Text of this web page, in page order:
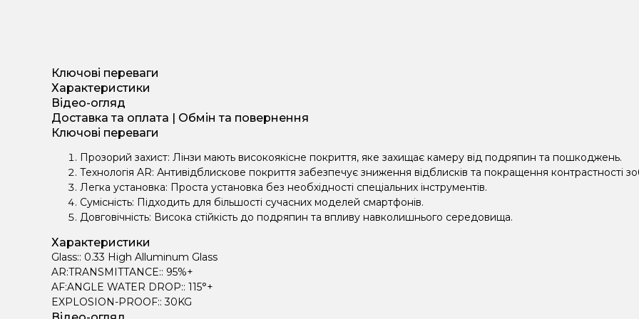
Ключові переваги
Характеристики
Відео-огляд
Доставка та оплата | Обмін та повернення
Ключові переваги
Прозорий захист: Лінзи мають високоякісне покриття, яке захищає камеру від подряпин та пошкоджень.
Технологія AR: Антивідблискове покриття забезпечує зниження відблисків та покращення контрастності
Легка установка: Проста установка без необхідності спеціальних інструментів.
Сумісність: Підходить для більшості сучасних моделей смартфонів.
Довговічність: Висока стійкість до подряпин та впливу навколишнього середовища.
Характеристики
Glass:: 0.33 High Alluminum Glass
AR:TRANSMITTANCE:: 95%+
AF:ANGLE WATER DROP:: 115°+
EXPLOSION-PROOF:: 30KG